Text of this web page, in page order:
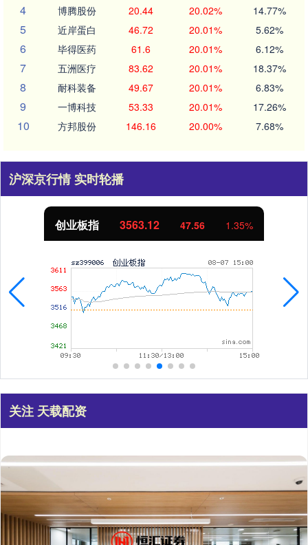
4 博腾股份 20.44 20.02% 14.77%
5 近岸蛋白 46.72 20.01% 5.62%
6 毕得医药 61.6 20.01% 6.12%
7 五洲医疗 83.62 20.01% 18.37%
8 耐科装备 49.67 20.01% 6.83%
9 一博科技 53.33 20.01% 17.26%
10 方邦股份 146.16 20.00% 7.68%
沪深京行情 实时轮播
创业板指 3563.12 47.56 1.35%
关注 天载配资